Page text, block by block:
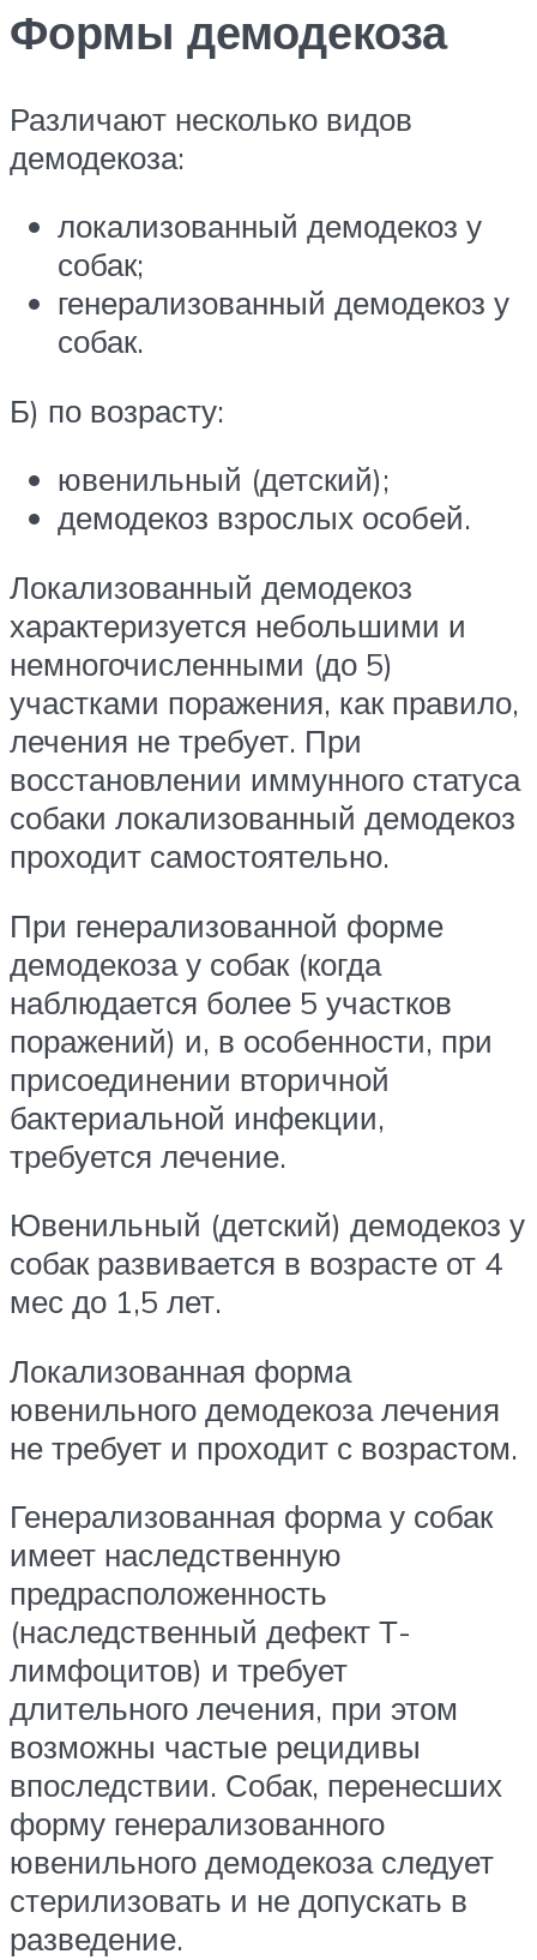
Формы демодекоза
Различают несколько видов
демодекоза:
локализованный демодекоз у
собак;
генерализованный демодекоз у
собак.
Б) по возрасту:
ювенильный (детский);
демодекоз взрослых особей.
Локализованный демодекоз
характеризуется небольшими и
немногочисленными (до 5)
участками поражения, как правило,
лечения не требует. При
восстановлении иммунного статуса
собаки локализованный демодекоз
проходит самостоятельно.
При генерализованной форме
демодекоза у собак (когда
наблюдается более 5 участков
поражений) и, в особенности, при
присоединении вторичной
бактериальной инфекции,
требуется лечение.
Ювенильный (детский) демодекоз у
собак развивается в возрасте от 4
мес до 1,5 лет.
Локализованная форма
ювенильного демодекоза лечения
не требует и проходит с возрастом.
Генерализованная форма у собак
имеет наследственную
предрасположенность
(наследственный дефект Т-
лимфоцитов) и требует
длительного лечения, при этом
возможны частые рецидивы
впоследствии. Собак, перенесших
форму генерализованного
ювенильного демодекоза следует
стерилизовать и не допускать в
разведение.